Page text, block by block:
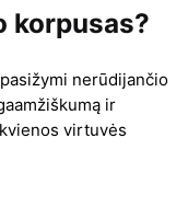
korpusas?
pasižymi nerūdijančio
ir
virtuvės